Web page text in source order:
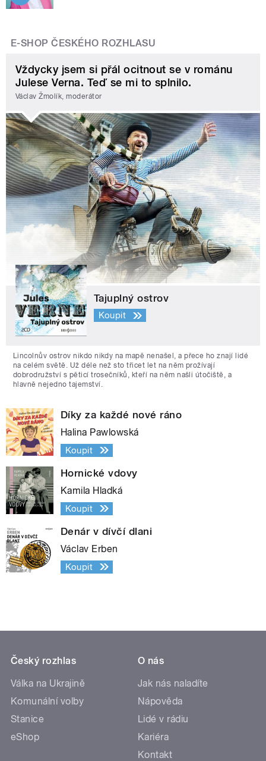
E-SHOP ČESKÉHO ROZHLASU
Vždycky jsem si přál ocitnout se v románu
Julese Verna. Teď se mi to splnilo.
Václav Žmolík, moderátor
Tajuplný ostrov
Koupit
Lincolnův ostrov nikdo nikdy na mapě nenašel, a přece ho znají lidé
na celém světě. Už déle než sto třicet let na něm prožívají
dobrodružství s pěticí trosečníků, kteří na něm našli útočiště, a
hlavně nejedno tajemství.
Díky za každé nové ráno
Halina Pawlowská
Koupit
Hornické vdovy
Kamila Hladká
Koupit
Denár v dívčí dlani
Václav Erben
Koupit
Český rozhlas
Válka na Ukrajině
Komunální volby
Stanice
eShop
O nás
Jak nás naladíte
Nápověda
Lidé v rádiu
Kariéra
Kontakt